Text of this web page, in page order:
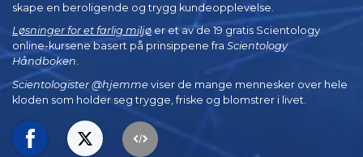
skape en beroligende og trygg kundeopplevelse.
Løsninger for et farlig miljø er et av de 19 gratis Scientology
online-kursene basert på prinsippene fra Scientology
Håndboken.
Scientologister @hjemme viser de mange mennesker over hele
kloden som holder seg trygge, friske og blomstrer i livet.